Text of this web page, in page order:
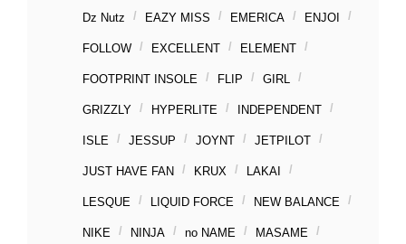
Dz Nutz EAZY MISS EMERICA ENJOI
FOLLOW EXCELLENT ELEMENT
FOOTPRINT INSOLE FLIP GIRL
GRIZZLY HYPERLITE INDEPENDENT
ISLE JESSUP JOYNT JETPILOT
JUST HAVE FAN KRUX LAKAI
LESQUE LIQUID FORCE NEW BALANCE
NIKE NINJA no NAME MASAME